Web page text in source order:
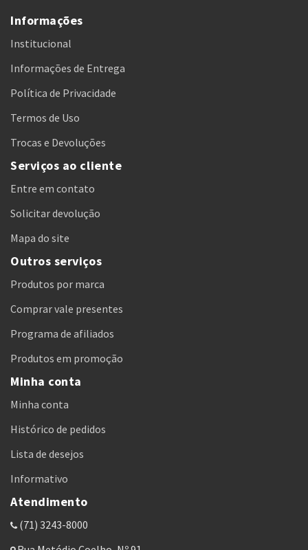
Informações
Institucional
Informações de Entrega
Política de Privacidade
Termos de Uso
Trocas e Devoluções
Serviços ao cliente
Entre em contato
Solicitar devolução
Mapa do site
Outros serviços
Produtos por marca
Comprar vale presentes
Programa de afiliados
Produtos em promoção
Minha conta
Minha conta
Histórico de pedidos
Lista de desejos
Informativo
Atendimento
(71) 3243-8000